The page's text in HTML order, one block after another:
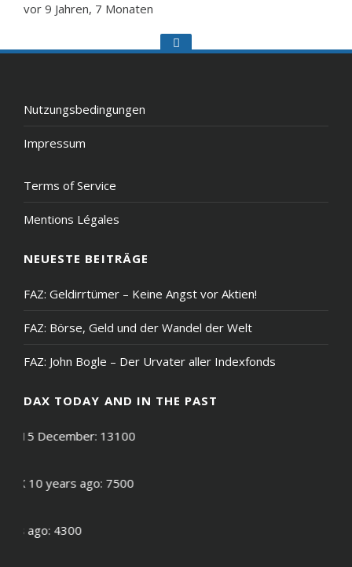
vor 9 Jahren, 7 Monaten
Go
Nutzungsbedingungen
Impressum
Terms of Service
Mentions Légales
NEUESTE BEITRÄGE
FAZ: Geldirrtümer – Keine Angst vor Aktien!
FAZ: Börse, Geld und der Wandel der Welt
FAZ: John Bogle – Der Urvater aller Indexfonds
DAX TODAY AND IN THE PAST
on 15 December: 13100
DAX 10 years ago: 7500
ago: 4300